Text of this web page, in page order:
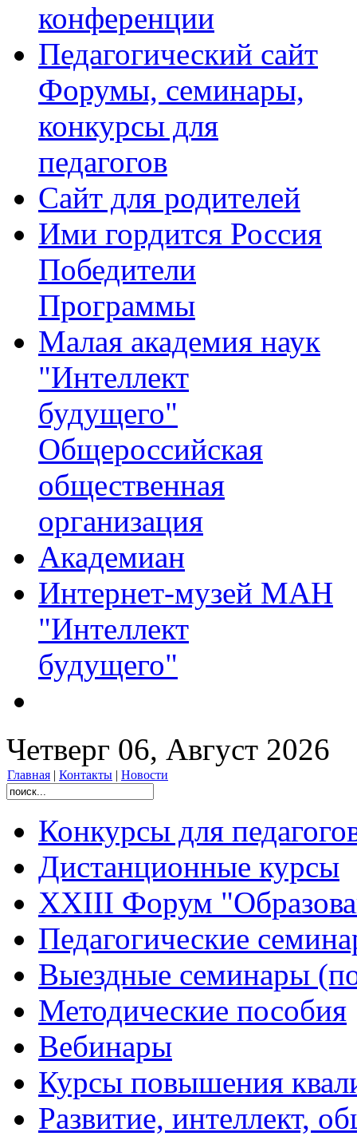
конференции
Педагогический сайт
Форумы, семинары,
конкурсы для
педагогов
Сайт для родителей
Ими гордится Россия
Победители
Программы
Малая академия наук
"Интеллект
будущего"
Общероссийская
общественная
организация
Академиан
Интернет-музей МАН
"Интеллект
будущего"
Четверг 06, Август 2026
Главная | Контакты | Новости
Конкурсы для
Дистанционные курсы
XXIII Форум
Педагогические
Выездные семинары
Методические пособия
Вебинары
Курсы повышения
Развитие, интеллект,